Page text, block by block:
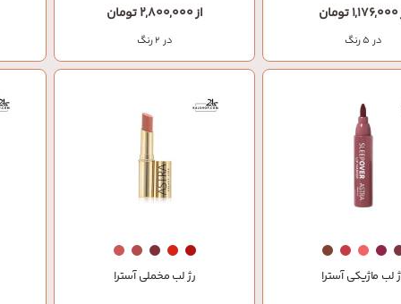
در 5 رنگ
از 2,800,000 تومان
در 2 رنگ
لب ماژیکی آسترا رژ لب مخملی آسترا